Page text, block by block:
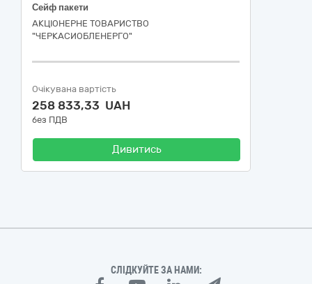
Сейф пакети
АКЦІОНЕРНЕ ТОВАРИСТВО
"ЧЕРКАСИОБЛЕНЕРГО"
Очікувана вартість
258 833,33 UAH
без ПДВ
Дивитись
СЛІДКУЙТЕ ЗА НАМИ: